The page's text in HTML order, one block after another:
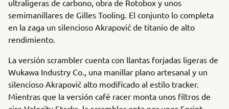
ultraligeras de carbono, obra de Rotobox y unos
semimanillares de Gilles Tooling. El conjunto lo completa
en la zaga un silencioso Akrapovič de titanio de alto
rendimiento.
La versión scrambler cuenta con llantas forjadas ligeras de
Wukawa Industry Co., una manillar plano artesanal y un
silencioso Akrapovič alto modificado al estilo tracker.
Mientras que la versión café racer monta unos filtros de